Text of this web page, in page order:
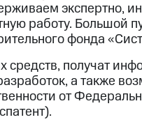
экспертно,
работу. Большой
фонда
получат
а также
от